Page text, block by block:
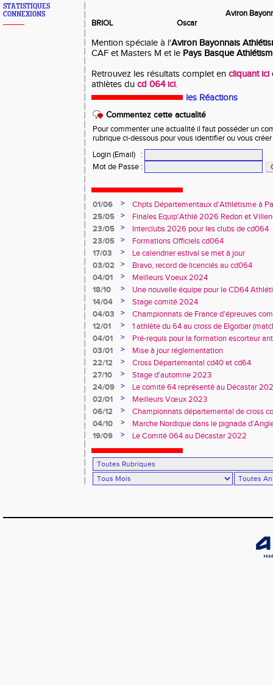
STATISTIQUES
CONNEXIONS
BRIOL Oscar
Aviron
Mention spéciale à l'Aviron Bayonnais
CAF et Masters M et le Pays Basque
Retrouvez les résultats complet en cliquant ici
athlètes du cd 064 ici.
les Réactions
Commentez cette actualité
Pour commenter une actualité il faut posséder un
rubrique ci-dessous pour vous identifier ou vous
Login (Email)
:
Mot de Passe :
01/06 >
Chpts Départementaux d’Athlétisme à
Toulouse
25/05 >
Finales Equip'Athlé 2026 Redon et
23/05
>
Interclubs 2026 pour les clubs de cd064
23/05
>
Formations Officiels cd064
17/03
>
Le calendrier estival se met à jour
03/02
>
Bravo, record de licenciés au cd064
04/01
>
Meilleurs Voeux 2024
18/10
>
Une nouvelle équipe pour le CD64
14/04
>
Stage comité 2024
04/03
>
Championnats de France d'épreuves
Duler titré
12/01 >
1 athlète du 64 au cross de Elgoibar
04/01
>
Pré-requis pour la formation escorteur
03/01
>
Mise à jour réglementation
22/12
>
Cross Départemantal cd40 et cd64
27/10
>
Stage d'automne 2023
24/09
>
Le comité 64 représenté au Décastar
02/01
>
Meilleurs Vœux 2023
06/12
>
Championnats départemental de cross
04/10
>
Marche Nordique dans le pignada
19/09
> Le Comité 064 au Décastar 2022